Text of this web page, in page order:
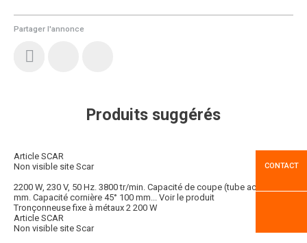
Partager l'annonce
Produits suggérés
Article SCAR
Non visible site Scar
2200 W, 230 V, 50 Hz. 3800 tr/min. Capacité de coupe (tube acier) 127
mm. Capacité cornière 45° 100 mm... Voir le produit
Tronçonneuse fixe à métaux 2 200 W
Article SCAR
Non visible site Scar
CONTACT